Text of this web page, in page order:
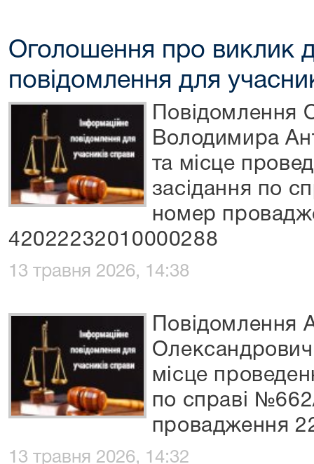
Оголошення про виклик
повідомлення для
Повідомлення
Володимира
та місце
засідання по
номер
42022232010000288
13 травня 2026, 14:38
Повідомлення
місце
по справі
провадження
13 травня 2026, 14:32